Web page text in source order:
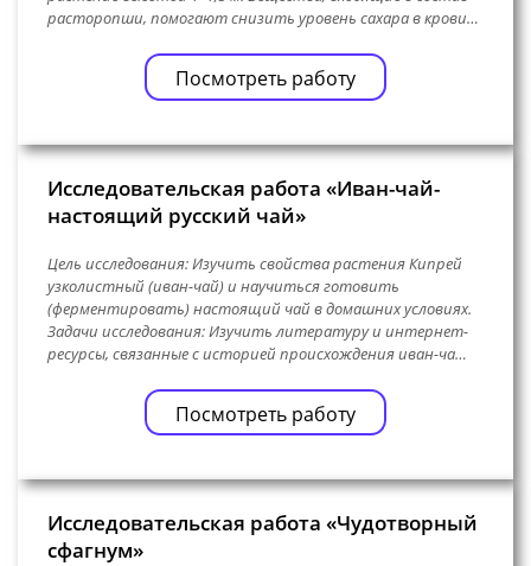
расторопши, помогают снизить уровень сахара в крови…
Посмотреть работу
Исследовательская работа «Иван-чай-
настоящий русский чай»
Цель исследования: Изучить свойства растения Кипрей
узколистный (иван-чай) и научиться готовить
(ферментировать) настоящий чай в домашних условиях.
Задачи исследования: Изучить литературу и интернет-
ресурсы, связанные с историей происхождения иван-ча…
Посмотреть работу
Исследовательская работа «Чудотворный
сфагнум»